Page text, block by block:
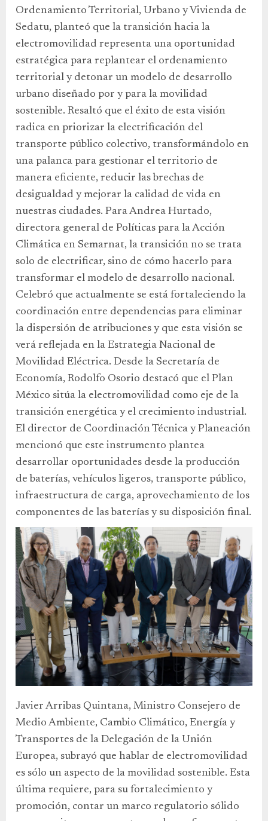
Ordenamiento Territorial, Urbano y Vivienda de
Sedatu, planteó que la transición hacia la
electromovilidad representa una oportunidad
estratégica para replantear el ordenamiento
territorial y detonar un modelo de desarrollo
urbano diseñado por y para la movilidad
sostenible. Resaltó que el éxito de esta visión
radica en priorizar la electrificación del
transporte público colectivo, transformándolo en
una palanca para gestionar el territorio de
manera eficiente, reducir las brechas de
desigualdad y mejorar la calidad de vida en
nuestras ciudades. Para Andrea Hurtado,
directora general de Políticas para la Acción
Climática en Semarnat, la transición no se trata
solo de electrificar, sino de cómo hacerlo para
transformar el modelo de desarrollo nacional.
Celebró que actualmente se está fortaleciendo la
coordinación entre dependencias para eliminar
la dispersión de atribuciones y que esta visión se
verá reflejada en la Estrategia Nacional de
Movilidad Eléctrica. Desde la Secretaría de
Economía, Rodolfo Osorio destacó que el Plan
México sitúa la electromovilidad como eje de la
transición energética y el crecimiento industrial.
El director de Coordinación Técnica y Planeación
mencionó que este instrumento plantea
desarrollar oportunidades desde la producción
de baterías, vehículos ligeros, transporte público,
infraestructura de carga, aprovechamiento de los
componentes de las baterías y su disposición final.
Javier Arribas Quintana, Ministro Consejero de
Medio Ambiente, Cambio Climático, Energía y
Transportes de la Delegación de la Unión
Europea, subrayó que hablar de electromovilidad
es sólo un aspecto de la movilidad sostenible. Esta
última requiere, para su fortalecimiento y
promoción, contar un marco regulatorio sólido